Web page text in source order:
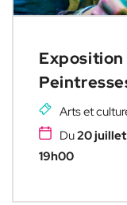
Exposition
Arts et
Du20
19h00